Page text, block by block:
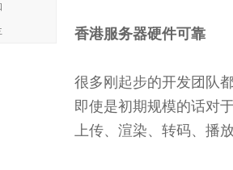
香港服务器硬件可靠
很多刚起步的开发团队
即使是初期规模的话对
上传、渲染、转码、播